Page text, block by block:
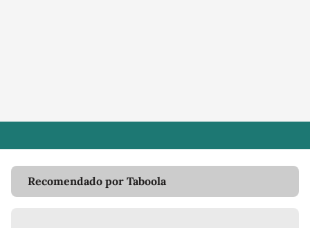
Recomendado por Taboola